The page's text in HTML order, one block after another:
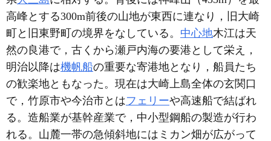
高峰とする300m前後の山地が東西に連なり，旧大崎
町と旧東野町の境界をなしている。 中心地木江は天
然の良港で，古くから瀬戸内海の要港として栄え，
明治以降は機帆船の重要な寄港地となり，船員たち
の歓楽地ともなった。現在は大崎上島全体の玄関口
で，竹原市や今治市とはフェリーや高速船で結ばれ
る。造船業が基幹産業で，中小型鋼船の製造が行わ
れる。山麓一帯の急傾斜地にはミカン畑が広がって